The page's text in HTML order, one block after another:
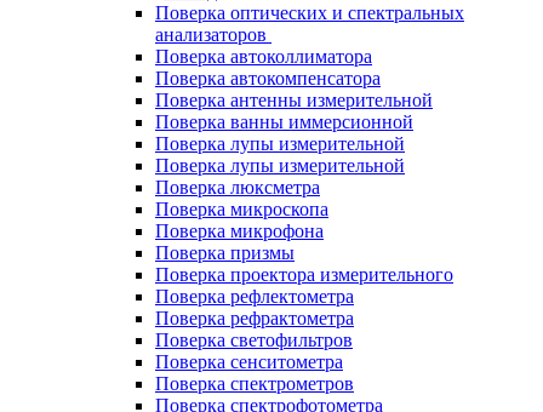
Поверка оптических и спектральных
анализаторов
Поверка автоколлиматора
Поверка автокомпенсатора
Поверка антенны измерительной
Поверка ванны иммерсионной
Поверка лупы измерительной
Поверка лупы измерительной
Поверка люксметра
Поверка микроскопа
Поверка микрофона
Поверка призмы
Поверка проектора измерительного
Поверка рефлектометра
Поверка рефрактометра
Поверка светофильтров
Поверка сенситометра
Поверка спектрометров
Поверка спектрофотометра